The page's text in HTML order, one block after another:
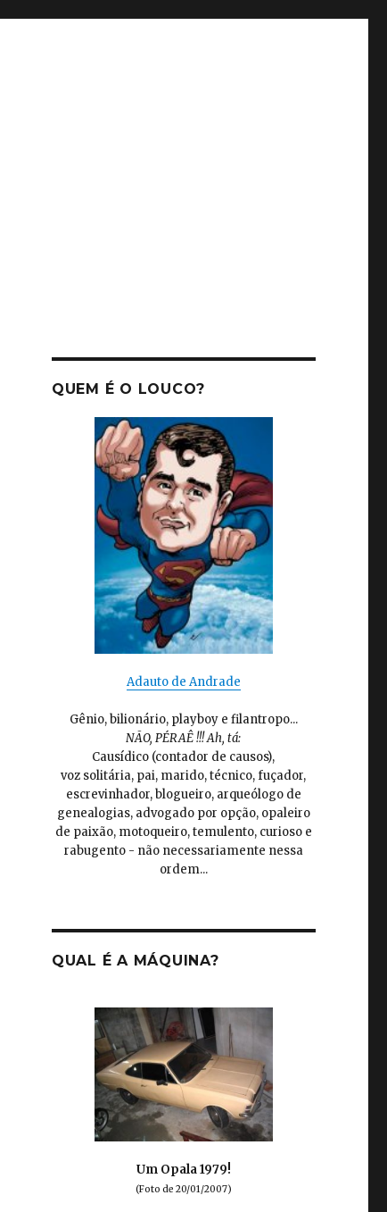
QUEM É O LOUCO?
Adauto de Andrade
Gênio, bilionário, playboy e filantropo...
NÃO, PÉRAÊ !!! Ah, tá:
Causídico (contador de causos),
voz solitária, pai, marido, técnico, fuçador,
escrevinhador, blogueiro, arqueólogo de
genealogias, advogado por opção, opaleiro
de paixão, motoqueiro, temulento, curioso e
rabugento - não necessariamente nessa
ordem...
QUAL É A MÁQUINA?
Um Opala 1979!
(Foto de 20/01/2007)